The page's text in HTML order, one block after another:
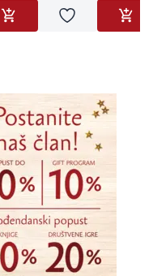
DODAJ U KORPU
Dodaj u